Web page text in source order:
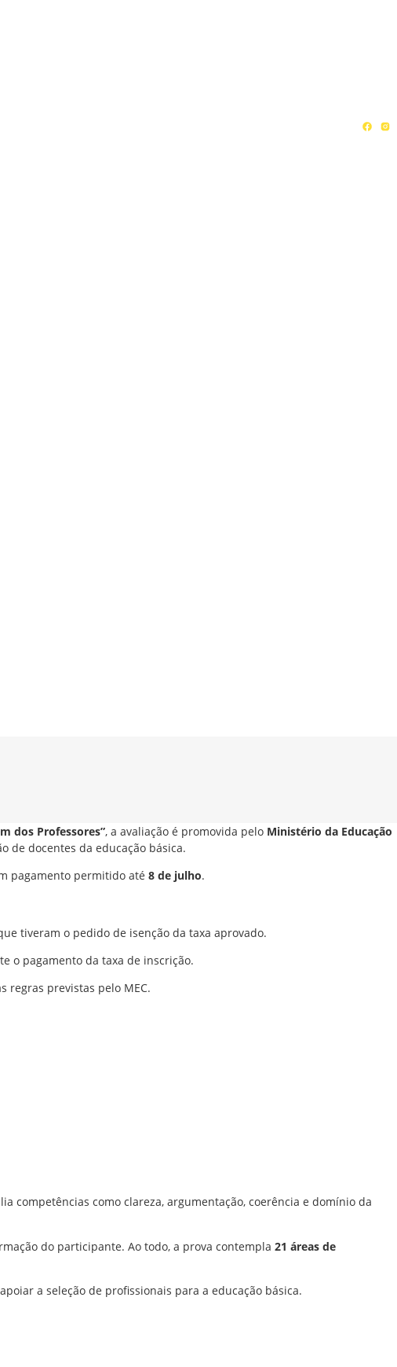
dos Professores”, a avaliação é promovida pelo Ministério da Educação
de docentes da educação básica.
pagamento permitido até 8 de julho.
tiveram o pedido de isenção da taxa aprovado.
o pagamento da taxa de inscrição.
regras previstas pelo MEC.
competências como clareza, argumentação, coerência e domínio da
do participante. Ao todo, a prova contempla 21 áreas de
a seleção de profissionais para a educação básica.